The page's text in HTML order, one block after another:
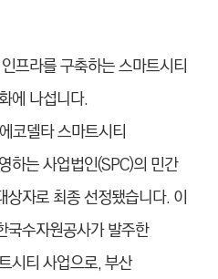
프라를 구축하는 스마트시티
에 나섭니다.
코델타 스마트시티
하는 사업법인(SPC)의 민간
자로 최종 선정됐습니다. 이
국수자원공사가 발주한
시티 사업으로, 부산